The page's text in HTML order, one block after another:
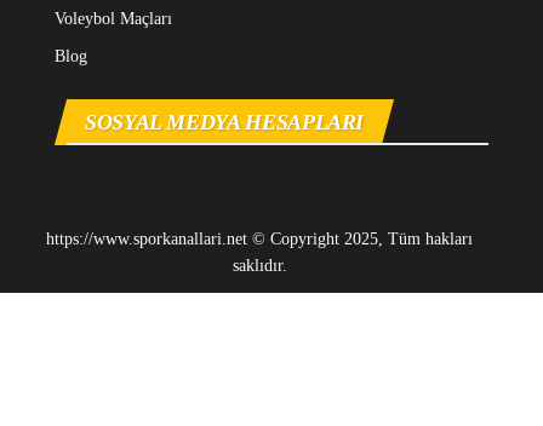
Voleybol Maçları
Blog
SOSYAL MEDYA HESAPLARI
https://www.sporkanallari.net © Copyright 2025, Tüm hakları
saklıdır.